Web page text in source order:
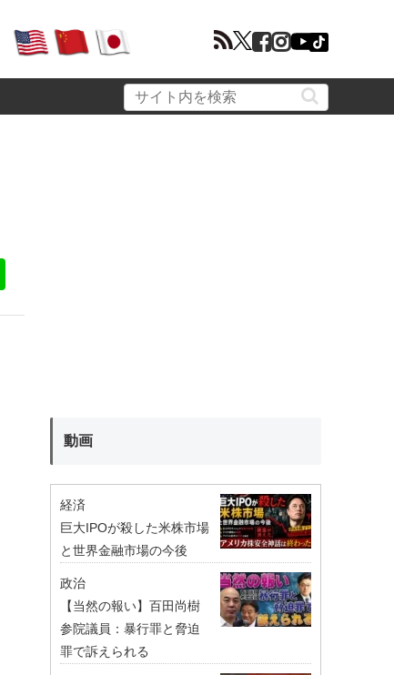
動画
経済
巨大IPOが殺した米株市場
と世界金融市場の今後
政治
【当然の報い】百田尚樹
参院議員：暴行罪と脅迫
罪で訴えられる